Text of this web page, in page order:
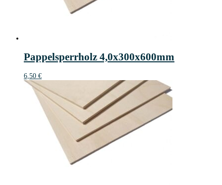
Pappelsperrholz 4,0x300x600mm
6,50 €